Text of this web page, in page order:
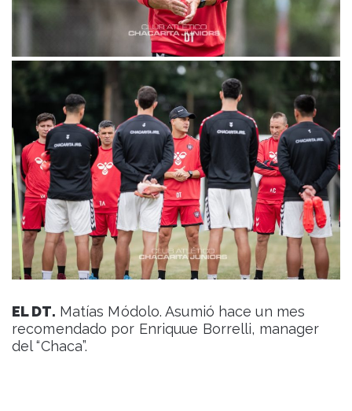
EL DT. Matías Módolo. Asumió hace un mes
recomendado por Enriquue Borrelli, manager
del “Chaca”.